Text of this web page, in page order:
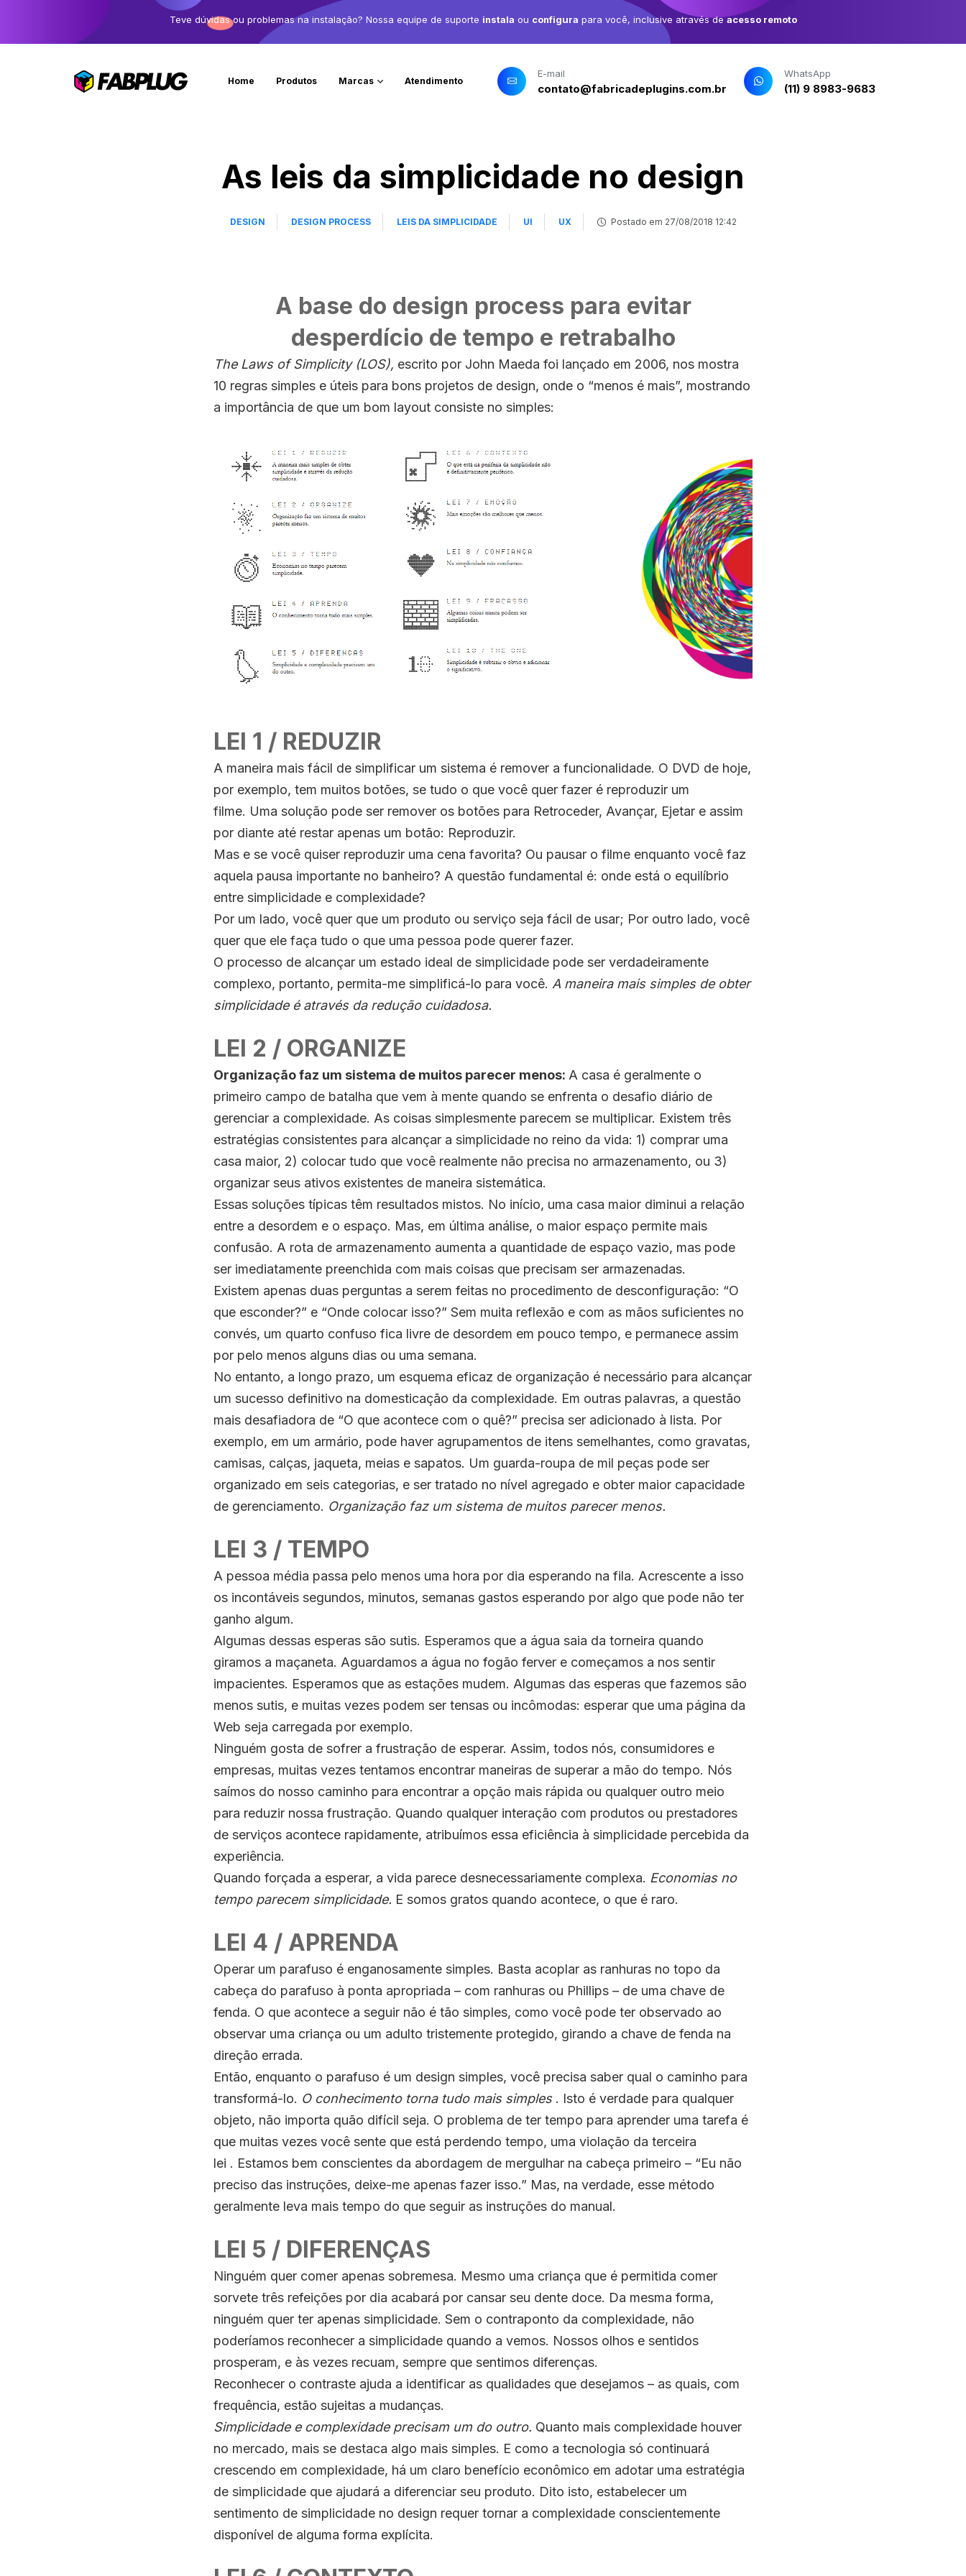
Teve dúvidas ou problemas na instalação? Nossa equipe de suporte instala ou configura para você, inclusive através deacesso remoto
Home Produtos Marcas Atendimento
E-mail
contato@fabricadeplugins.com.br
WhatsApp
(11) 9 8983-9683
As leis da simplicidade no design
DESIGN DESIGN PROCESS LEIS DA SIMPLICIDADE UI UX Postado em 27/08/2018 12:42
A base do design process para evitar
desperdício de tempo e retrabalho
The Laws of Simplicity(LOS), escrito por John Maeda foi lançado em 2006, nos mostra
10 regras simples e úteis para bons projetos de design, onde o “menos é mais”, mostrando
a importância de que um bom layout consiste no simples:
LEI 1 / REDUZIR
A maneira mais fácil de simplificar um sistema é remover a funcionalidade. O DVD de hoje,
por exemplo, tem muitos botões, se tudo o que você quer fazer é reproduzir um
filme. Uma solução pode ser remover os botões para Retroceder, Avançar, Ejetar e assim
por diante até restar apenas um botão: Reproduzir.
Mas e se você quiser reproduzir uma cena favorita? Ou pausar o filme enquanto você faz
aquela pausa importante no banheiro? A questão fundamental é: onde está o equilíbrio
entre simplicidade e complexidade?
Por um lado, você quer que um produto ou serviço seja fácil de usar; Por outro lado, você
quer que ele faça tudo o que uma pessoa pode querer fazer.
O processo de alcançar um estado ideal de simplicidade pode ser verdadeiramente
complexo, portanto, permita-me simplificá-lo para você. A maneira mais simples de obter
simplicidade é através da redução cuidadosa.
LEI 2 / ORGANIZE
Organização faz um sistema de muitos parecer menos: A casa é geralmente o
primeiro campo de batalha que vem à mente quando se enfrenta o desafio diário de
gerenciar a complexidade. As coisas simplesmente parecem se multiplicar. Existem três
estratégias consistentes para alcançar a simplicidade no reino da vida: 1) comprar uma
casa maior, 2) colocar tudo que você realmente não precisa no armazenamento, ou 3)
organizar seus ativos existentes de maneira sistemática.
Essas soluções típicas têm resultados mistos. No início, uma casa maior diminui a relação
entre a desordem e o espaço. Mas, em última análise, o maior espaço permite mais
confusão. A rota de armazenamento aumenta a quantidade de espaço vazio, mas pode
ser imediatamente preenchida com mais coisas que precisam ser armazenadas.
Existem apenas duas perguntas a serem feitas no procedimento de desconfiguração: “O
que esconder?” e “Onde colocar isso?” Sem muita reflexão e com as mãos suficientes no
convés, um quarto confuso fica livre de desordem em pouco tempo, e permanece assim
por pelo menos alguns dias ou uma semana.
No entanto, a longo prazo, um esquema eficaz de organização é necessário para alcançar
um sucesso definitivo na domesticação da complexidade. Em outras palavras, a questão
mais desafiadora de “O que acontece com o quê?” precisa ser adicionado à lista. Por
exemplo, em um armário, pode haver agrupamentos de itens semelhantes, como gravatas,
camisas, calças, jaqueta, meias e sapatos. Um guarda-roupa de mil peças pode ser
organizado em seis categorias, e ser tratado no nível agregado e obter maior capacidade
de gerenciamento. Organização faz um sistema de muitos parecer menos.
LEI 3 / TEMPO
A pessoa média passa pelo menos uma hora por dia esperando na fila. Acrescente a isso
os incontáveis ​​segundos, minutos, semanas gastos esperando por algo que pode não ter
ganho algum.
Algumas dessas esperas são sutis. Esperamos que a água saia da torneira quando
giramos a maçaneta. Aguardamos a água no fogão ferver e começamos a nos sentir
impacientes. Esperamos que as estações mudem. Algumas das esperas que fazemos são
menos sutis, e muitas vezes podem ser tensas ou incômodas: esperar que uma página da
Web seja carregada por exemplo.
Ninguém gosta de sofrer a frustração de esperar. Assim, todos nós, consumidores e
empresas, muitas vezes tentamos encontrar maneiras de superar a mão do tempo. Nós
saímos do nosso caminho para encontrar a opção mais rápida ou qualquer outro meio
para reduzir nossa frustração. Quando qualquer interação com produtos ou prestadores
de serviços acontece rapidamente, atribuímos essa eficiência à simplicidade percebida da
experiência.
Quando forçada a esperar, a vida parece desnecessariamente complexa. Economias no
tempo parecem simplicidade. E somos gratos quando acontece, o que é raro.
LEI 4 / APRENDA
Operar um parafuso é enganosamente simples. Basta acoplar as ranhuras no topo da
cabeça do parafuso à ponta apropriada – com ranhuras ou Phillips – de uma chave de
fenda. O que acontece a seguir não é tão simples, como você pode ter observado ao
observar uma criança ou um adulto tristemente protegido, girando a chave de fenda na
direção errada.
Então, enquanto o parafuso é um design simples, você precisa saber qual o caminho para
transformá-lo. O conhecimento torna tudo mais simples. Isto é verdade para qualquer
objeto, não importa quão difícil seja. O problema de ter tempo para aprender uma tarefa é
que muitas vezes você sente que está perdendo tempo, uma violação da terceira
lei . Estamos bem conscientes da abordagem de mergulhar na cabeça primeiro – “Eu não
preciso das instruções, deixe-me apenas fazer isso.” Mas, na verdade, esse método
geralmente leva mais tempo do que seguir as instruções do manual.
LEI 5 / DIFERENÇAS
Ninguém quer comer apenas sobremesa. Mesmo uma criança que é permitida comer
sorvete três refeições por dia acabará por cansar seu dente doce. Da mesma forma,
ninguém quer ter apenas simplicidade. Sem o contraponto da complexidade, não
poderíamos reconhecer a simplicidade quando a vemos. Nossos olhos e sentidos
prosperam, e às vezes recuam, sempre que sentimos diferenças.
Reconhecer o contraste ajuda a identificar as qualidades que desejamos – as quais, com
frequência, estão sujeitas a mudanças.
Simplicidade e complexidade precisam um do outro. Quanto mais complexidade houver
no mercado, mais se destaca algo mais simples. E como a tecnologia só continuará
crescendo em complexidade, há um claro benefício econômico em adotar uma estratégia
de simplicidade que ajudará a diferenciar seu produto. Dito isto, estabelecer um
sentimento de simplicidade no design requer tornar a complexidade conscientemente
disponível de alguma forma explícita.